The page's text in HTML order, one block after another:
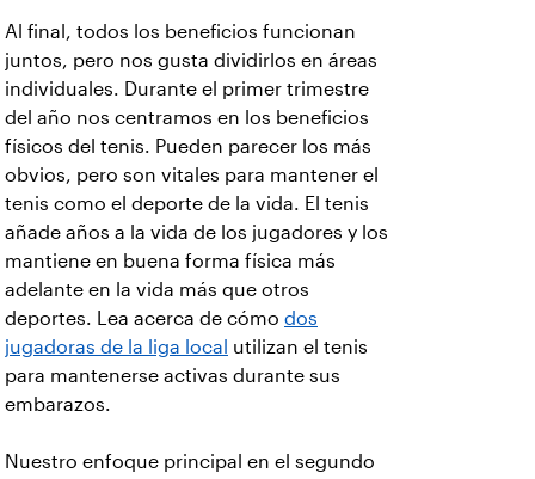
Al final, todos los beneficios funcionan
juntos, pero nos gusta dividirlos en áreas
individuales. Durante el primer trimestre
del año nos centramos en los beneficios
físicos del tenis. Pueden parecer los más
obvios, pero son vitales para mantener el
tenis como el deporte de la vida. El tenis
añade años a la vida de los jugadores y los
mantiene en buena forma física más
adelante en la vida más que otros
deportes. Lea acerca de cómo dos
jugadoras de la liga local utilizan el tenis
para mantenerse activas durante sus
embarazos.
Nuestro enfoque principal en el segundo